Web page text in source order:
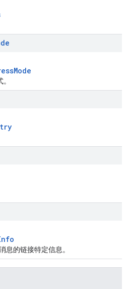
息的链接特定信息。